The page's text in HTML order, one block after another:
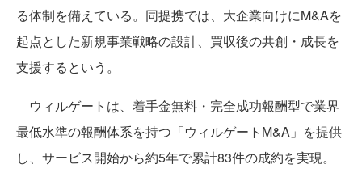
る体制を備えている。同提携では、大企業向けにM&Aを
起点とした新規事業戦略の設計、買収後の共創・成長を
支援するという。
ウィルゲートは、着手金無料・完全成功報酬型で業界
最低水準の報酬体系を持つ「ウィルゲートM&A」を提供
し、サービス開始から約5年で累計83件の成約を実現。